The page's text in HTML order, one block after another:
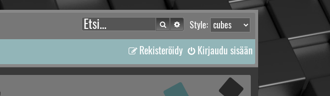
Style:
Etsi Tarkennettu haku
Kirjaudu sisään
Rekisteröidy